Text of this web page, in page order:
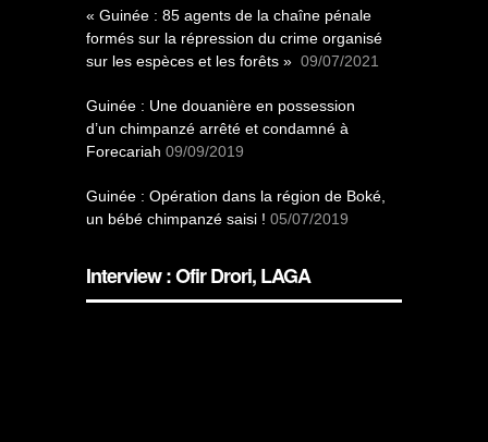
« Guinée : 85 agents de la chaîne pénale
formés sur la répression du crime organisé
sur les espèces et les forêts » 09/07/2021
Guinée : Une douanière en possession
d’un chimpanzé arrêté et condamné à
Forecariah 09/09/2019
Guinée : Opération dans la région de Boké,
un bébé chimpanzé saisi ! 05/07/2019
Interview : Ofir Drori, LAGA